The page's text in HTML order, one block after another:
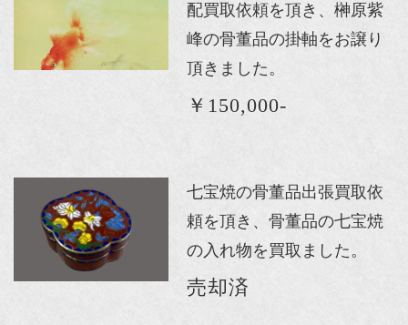
配買取依頼を頂き、榊原紫
峰の骨董品の掛軸をお譲り
頂きました。
￥150,000-
七宝焼の骨董品出張買取依
頼を頂き、骨董品の七宝焼
の入れ物を買取ました。
売却済